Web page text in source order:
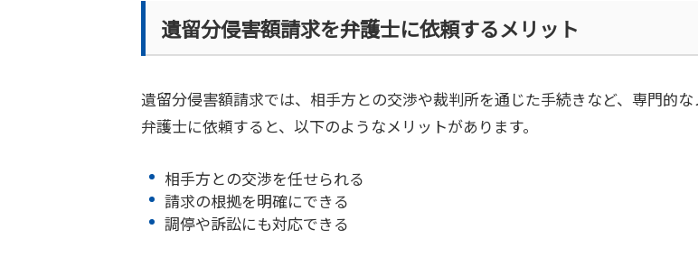
遺留分侵害額請求を弁護士に依頼するメリット
遺留分侵害額請求では、相手方との交渉や裁判所を通じた手続きなど、専門的な
弁護士に依頼すると、以下のようなメリットがあります。
相手方との交渉を任せられる
請求の根拠を明確にできる
調停や訴訟にも対応できる